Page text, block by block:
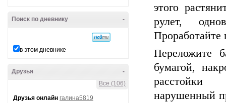
-
Поиск по дневнику
в этом дневнике
-
Друзья
Все (106)
Друзья онлайн галина5819
этого
рулет,
Проработайте
Переложите
бумагой,
расстойки
нарушенный